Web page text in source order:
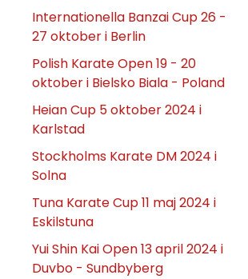
Internationella Banzai Cup 26 -
27 oktober i Berlin
Polish Karate Open 19 - 20
oktober i Bielsko Biala - Poland
Heian Cup 5 oktober 2024 i
Karlstad
Stockholms Karate DM 2024 i
Solna
Tuna Karate Cup 11 maj 2024 i
Eskilstuna
Yui Shin Kai Open 13 april 2024 i
Duvbo - Sundbyberg